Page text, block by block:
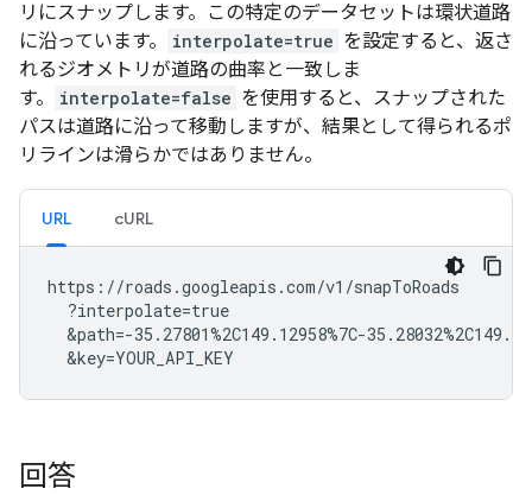
リにスナップします。この特定のデータセットは環状道路
に沿っています。
interpolate=true を設定すると、返さ
れるジオメトリが道路の曲率と一致しま
す。
interpolate=false を使用すると、スナップされた
パスは道路に沿って移動しますが、結果として得られるポ
リラインは滑らかではありません。
URL cURL
https://roads.googleapis.com/v1/snapToRoads
  ?interpolate=true
&path=-35.27801%2C149.12958%7C-
  &key=YOUR_API_KEY
回答